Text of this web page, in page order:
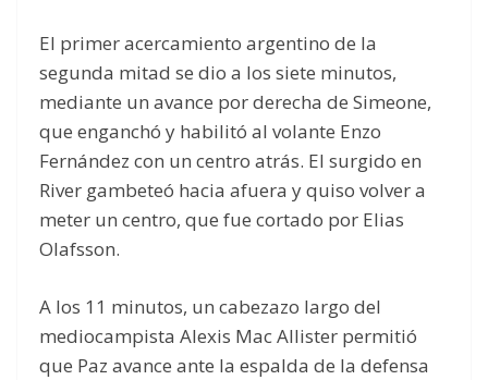
El primer acercamiento argentino de la
segunda mitad se dio a los siete minutos,
mediante un avance por derecha de Simeone,
que enganchó y habilitó al volante Enzo
Fernández con un centro atrás. El surgido en
River gambeteó hacia afuera y quiso volver a
meter un centro, que fue cortado por Elias
Olafsson.
A los 11 minutos, un cabezazo largo del
mediocampista Alexis Mac Allister permitió
que Paz avance ante la espalda de la defensa